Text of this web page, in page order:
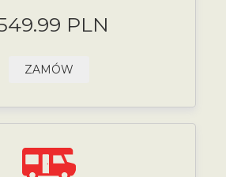
PLN
ZAMÓW